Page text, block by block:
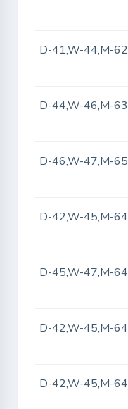
D-41,W-44,M-62
D-44,W-46,M-63
D-46,W-47,M-65
D-42,W-45,M-64
D-45,W-47,M-64
D-42,W-45,M-64
D-42,W-45,M-64